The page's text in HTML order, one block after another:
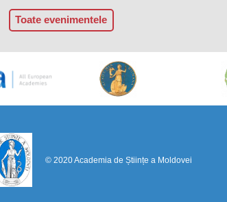
Toate evenimentele
© 2020 Academia de Științe a Moldovei